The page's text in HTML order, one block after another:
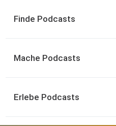
Finde Podcasts
Mache Podcasts
Erlebe Podcasts